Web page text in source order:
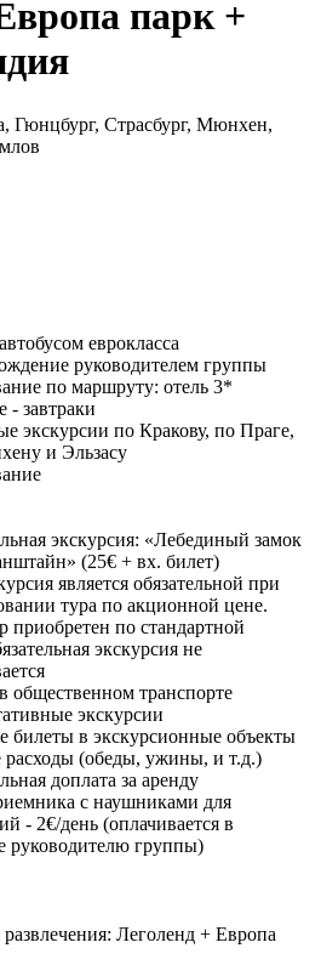
парк +
Гюнцбург, Страсбург, Мюнхен,
еврокласса
руководителем группы
по маршруту: отель 3*
- завтраки
экскурсии по Кракову, по Праге,
и Эльзасу
экскурсия: «Лебединый замок
(25€ + вх. билет)
является обязательной при
тура по акционной цене.
приобретен по стандартной
экскурсия не
общественном транспорте
экскурсии
билеты в экскурсионные объекты
(обеды, ужины, и т.д.)
доплата за аренду
с наушниками для
- 2€/день (оплачивается в
руководителю группы)